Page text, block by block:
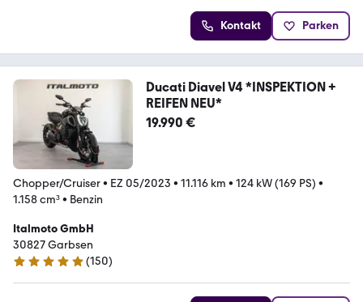
Kontakt Parken
Ducati Diavel V4 *INSPEKTION +
REIFEN NEU*
19.990 €
Chopper/Cruiser• EZ 05/2023 • 11.116 km • 124 kW (169 PS) •
1.158 cm³• Benzin
Italmoto GmbH
30827 Garbsen
5 Sterne
(150)